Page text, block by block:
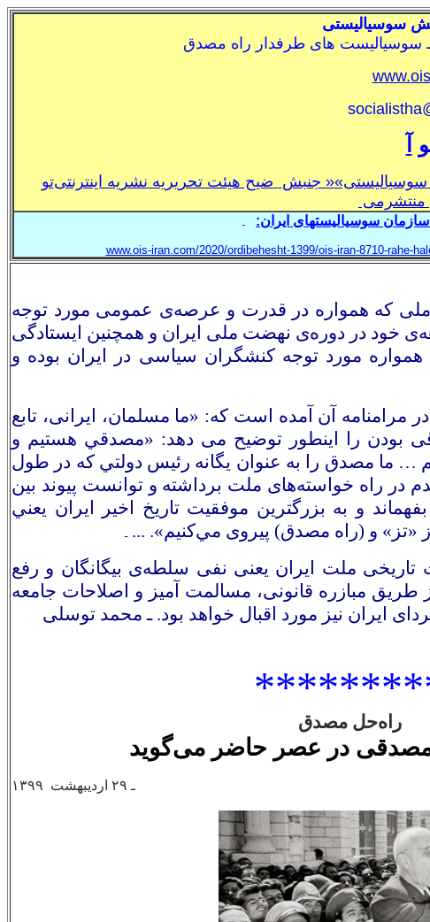
سوسياليستی
سوسياليست های طرفدار راه مصدق
توضيح هيئت تحريريه نشريه اينترنتی « جنبشسوسياليستی»
منتشرمی
سوسياليستهای ايران:
www.ois-iran.com/2020/ordibehesht-1399/ois-iran-8710-rahe-
ملی که همواره در قدرت و عرصه‌‌ی عمومی مورد توجه
خود در دوره‌ی نهضت ملی ایران و همچنین ایستادگی
همواره مورد توجه کنشگران سیاسی در ایران بوده و
آن آمده است که: «ما مسلمان، ایرانی، تابع
بودن را اینطور توضیح می دهد: «مصدقي هستيم و
… ما مصدق را به عنوان يگانه رئيس دولتي كه در طول
در راه خواسته‌های ملت برداشته و توانست پيوند بين
و به بزرگترين موفقيت تاريخ اخير ايران يعني
«تز» و (راه مصدق) پيروی مي‌كنيم». ...
ملت ایران یعنی نفی سلطه‌ی بیگانگان و رفع
طریق مبازره قانونی، مسالمت آمیز و اصلاحات جامعه
ایران نیز مورد اقبال خواهد بود. ـ محمد توسلی
راه‌حل مصدق
در عصر حاضر می‌گوید
ـ ٢٩ اردیبهشت ١٣٩٩